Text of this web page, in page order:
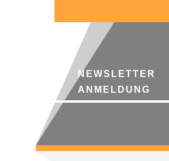
NEWSLETTER
ANMELDUNG